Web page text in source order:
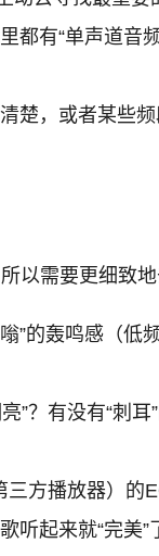
都有“单声道音
楚，或者某些
以需要更细致地
”的轰鸣感（
”？有没有“刺
方播放器）的
起来就“完美